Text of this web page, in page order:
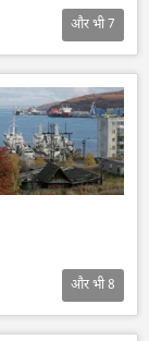
और भी7
और भी8